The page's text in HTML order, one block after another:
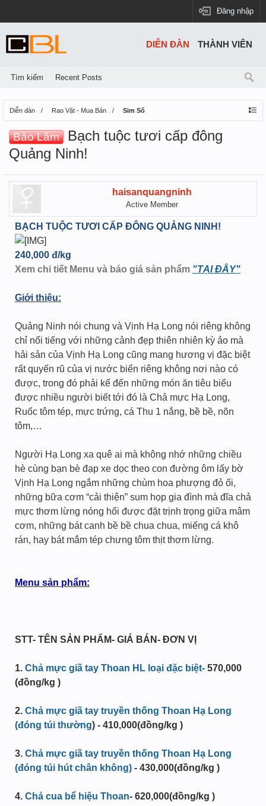
Đăng nhập
Diễn đàn Rao Vặt - Mua Bán Sim Số
Bảo Lâm
Bạch tuộc tươi cấp đông
Quảng Ninh!
haisanquangninh
Active Member
BẠCH TUỘC TƯƠI CẤP ĐÔNG QUẢNG NINH!
240,000 đ/kg
Xem chi tiết Menu và báo giá sản phẩm "TẠI ĐÂY"
Giới thiệu:
Quảng Ninh nói chung và Vịnh Hạ Long nói riêng không
chỉ nổi tiếng với những cảnh đẹp thiên nhiên kỳ ảo mà
hải sản của Vịnh Hạ Long cũng mang hương vị đặc biệt
rất quyến rũ của vị nước biển riêng không nơi nào có
được, trong đó phải kể đến những món ăn tiêu biểu
được nhiều người biết tới đó là Chả mực Hạ Long,
Ruốc tôm tép, mực trứng, cá Thu 1 nắng, bề bề, nõn
tôm,…
Người Hạ Long xa quê ai mà không nhớ những chiều
hè cùng bạn bè đạp xe dọc theo con đường ôm lấy bờ
Vịnh Hạ Long ngắm những chùm hoa phượng đỏ ối,
những bữa cơm “cải thiện” sum họp gia đình mà đĩa chả
mực thơm lừng nóng hổi được đặt trịnh trọng giữa mâm
cơm, những bát canh bề bề chua chua, miếng cá khô
rán, hay bát mắm tép chưng tôm thịt thơm lừng.
Menu sản phẩm:
STT- TÊN SẢN PHẨM- GIÁ BÁN- ĐƠN VỊ
1. Chả mực giã tay Thoan HL loại đặc biệt- 570,000
(đồng/kg )
2. Chả mực giã tay truyền thống Thoan Hạ Long
(đóng túi thường) - 410,000(đồng/kg )
3. Chả mực giã tay truyền thống Thoan Hạ Long
(đóng túi hút chân không) - 430,000(đồng/kg )
4. Chả cua bể hiệu Thoan- 620,000(đồng/kg )
DIỄN ĐÀN
Tìm kiếm Recent Posts
THÀNH VIÊN